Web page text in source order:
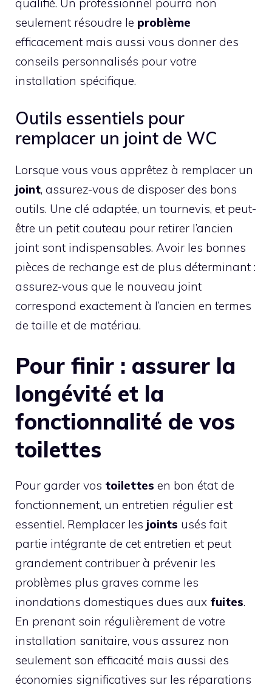
qualifié. Un professionnel pourra non
seulement résoudre le problème
efficacement mais aussi vous donner des
conseils personnalisés pour votre
installation spécifique.
Outils essentiels pour
remplacer un joint de WC
Lorsque vous vous apprêtez à remplacer un
joint, assurez-vous de disposer des bons
outils. Une clé adaptée, un tournevis, et peut-
être un petit couteau pour retirer l’ancien
joint sont indispensables. Avoir les bonnes
pièces de rechange est de plus déterminant :
assurez-vous que le nouveau joint
correspond exactement à l’ancien en termes
de taille et de matériau.
Pour finir : assurer la
longévité et la
fonctionnalité de vos
toilettes
Pour garder vos toilettes en bon état de
fonctionnement, un entretien régulier est
essentiel. Remplacer les joints usés fait
partie intégrante de cet entretien et peut
grandement contribuer à prévenir les
problèmes plus graves comme les
inondations domestiques dues aux fuites.
En prenant soin régulièrement de votre
installation sanitaire, vous assurez non
seulement son efficacité mais aussi des
économies significatives sur les réparations